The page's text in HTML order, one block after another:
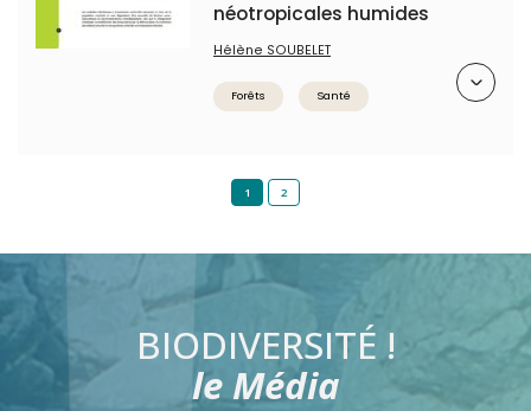
néotropicales humides
Hélène SOUBELET
Forêts Santé
1 2
BIODIVERSITÉ !
le Média